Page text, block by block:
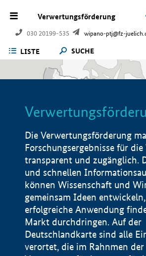
Verwertungsförderung
030 20199-535 wipano-ptj@fz-
LISTE SUCHE
Die Verwertungsförderung
Forschungsergebnisse für
transparent und zugänglich.
und schnellen
können Wissenschaft und
gemeinsam Ideen
erfolgreiche Anwendung
Markt durchdringen. Auf der
Deutschlandkarte sind alle
verortet, die im Rahnmen der